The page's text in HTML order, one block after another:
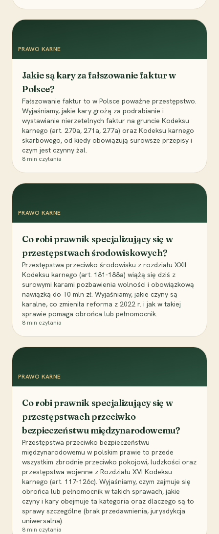
PRAWO KARNE
Jakie są kary za fałszowanie faktur w
Polsce?
Fałszowanie faktur to w Polsce poważne przestępstwo.
Wyjaśniamy, jakie kary grożą za podrabianie i
wystawianie nierzetelnych faktur na gruncie Kodeksu
karnego (art. 270a, 271a, 277a) oraz Kodeksu karnego
skarbowego, od kiedy obowiązują surowsze przepisy i
czym jest czynny żal.
8 min czytania
PRAWO KARNE
Co robi prawnik specjalizujący się w
przestępstwach środowiskowych?
Przestępstwa przeciwko środowisku z rozdziału XXII
Kodeksu karnego (art. 181-188a) wiążą się dziś z
surowymi karami pozbawienia wolności i obowiązkową
nawiązką do 10 mln zł. Wyjaśniamy, jakie czyny są
karalne, co zmieniła reforma z 2022 r. i jak w takiej
sprawie pomaga obrońca lub pełnomocnik.
8 min czytania
PRAWO KARNE
Co robi prawnik specjalizujący się w
przestępstwach przeciwko
bezpieczeństwu międzynarodowemu?
Przestępstwa przeciwko bezpieczeństwu
międzynarodowemu w polskim prawie to przede
wszystkim zbrodnie przeciwko pokojowi, ludzkości oraz
przestępstwa wojenne z Rozdziału XVI Kodeksu
karnego (art. 117-126c). Wyjaśniamy, czym zajmuje się
obrońca lub pełnomocnik w takich sprawach, jakie
czyny i kary obejmuje ta kategoria oraz dlaczego są to
sprawy szczególne (brak przedawnienia, jurysdykcja
uniwersalna).
8 min czytania